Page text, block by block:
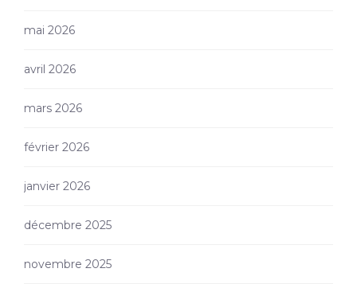
mai 2026
avril 2026
mars 2026
février 2026
janvier 2026
décembre 2025
novembre 2025